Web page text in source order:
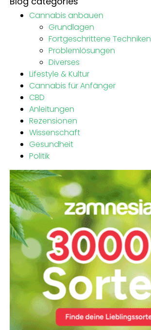
Cannabis anbauen
Grundlagen
Fortgeschrittene Techniken
Problemlösungen
Diverses
Lifestyle & Kultur
Cannabis für Anfänger
CBD
Anleitungen
Rezensionen
Wissenschaft
Gesundheit
Politik